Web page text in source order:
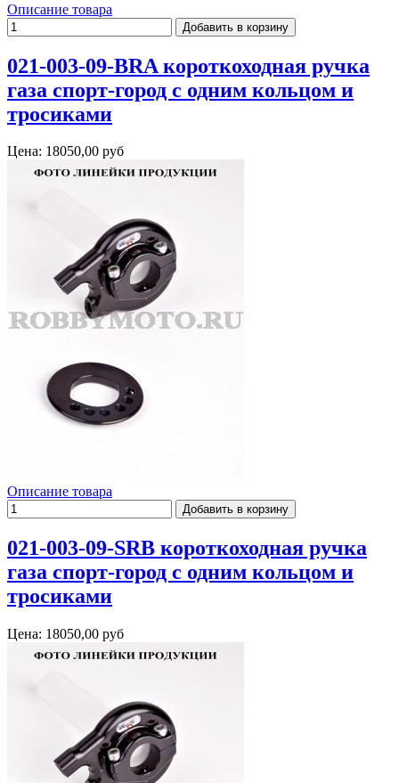
Описание товара
021-003-09-BRA короткоходная ручка
газа спорт-город с одним кольцом и
тросиками
Цена: 18050,00 руб
Описание товара
021-003-09-SRB короткоходная ручка
газа спорт-город с одним кольцом и
тросиками
Цена: 18050,00 руб